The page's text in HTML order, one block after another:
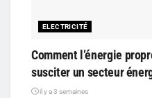
ELECTRICITÉ
Comment l’énergie
susciter un secteur
il y a 3 semaines